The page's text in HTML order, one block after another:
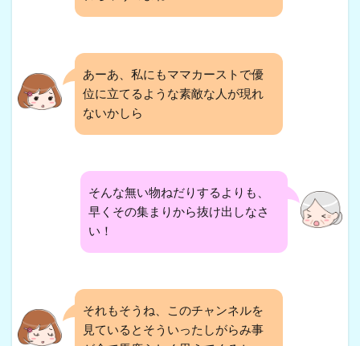
あーあ、私にもママカーストで優
位に立てるような素敵な人が現れ
ないかしら
そんな無い物ねだりするよりも、
早くその集まりから抜け出しなさ
い！
それもそうね、このチャンネルを
見ているとそういったしがらみ事